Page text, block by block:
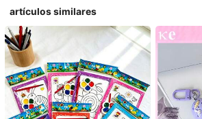
artículos similares